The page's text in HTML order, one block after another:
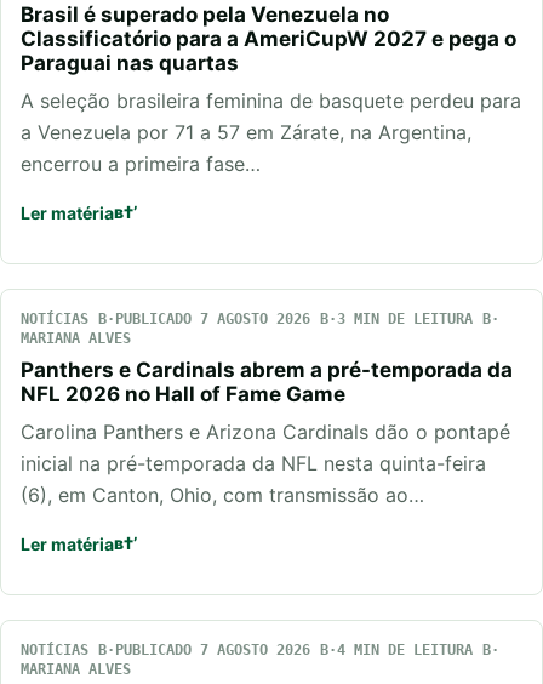
Brasil é superado pela Venezuela no
Classificatório para a AmeriCupW 2027 e pega o
Paraguai nas quartas
A seleção brasileira feminina de basquete perdeu para
a Venezuela por 71 a 57 em Zárate, na Argentina,
encerrou a primeira fase…
Ler matéria
NOTÍCIAS PUBLICADO 7 AGOSTO 2026
3 MIN DE LEITURA
MARIANA ALVES
Panthers e Cardinals abrem a pré-temporada da
NFL 2026 no Hall of Fame Game
Carolina Panthers e Arizona Cardinals dão o pontapé
inicial na pré-temporada da NFL nesta quinta-feira
(6), em Canton, Ohio, com transmissão ao…
Ler matéria
NOTÍCIAS PUBLICADO 7 AGOSTO 2026
4 MIN DE LEITURA
MARIANA ALVES